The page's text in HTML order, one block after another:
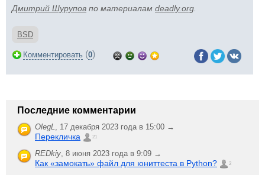
Дмитрий Шурупов по материалам deadly.org
BSD
Комментировать (0)
Последние комментарии
OlegL, 17 декабря 2023 года в 15:00 →
Перекличка 21
REDkiy, 8 июня 2023 года в 9:09 →
Как «замокать» файл для юниттеста в Python? 2